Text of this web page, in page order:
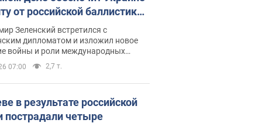
от российской баллистики.
с Безсмертным
Зеленский встретился с
дипломатом и изложил новое
войны и роли международных
в борьбе с Россией
07:00 2,7 т.
в результате российской
пострадали четыре